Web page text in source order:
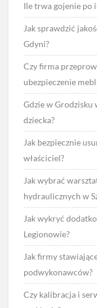
Ile trwa gojenie po
Jak sprawdzić
Gdyni?
Czy firma
ubezpieczenie
Gdzie w Grodzisku
dziecka?
Jak bezpiecznie
właściciel?
Jak wybrać
hydraulicznych w
Jak wykryć
Legionowie?
Jak firmy
podwykonawców?
Czy kalibracja i